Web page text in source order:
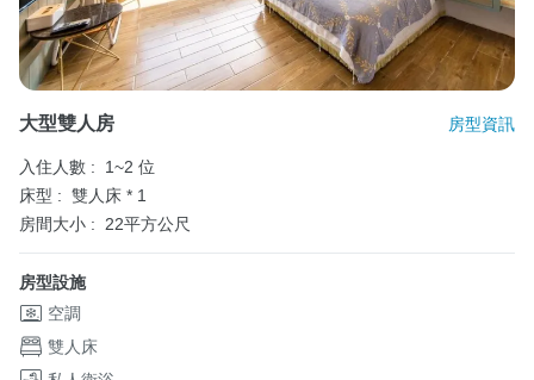
大型雙人房 房型資訊
入住人數 :
1~2 位
床型 : 雙人床 * 1
房間大小 :
22平方公尺
房型設施
空調
雙人床